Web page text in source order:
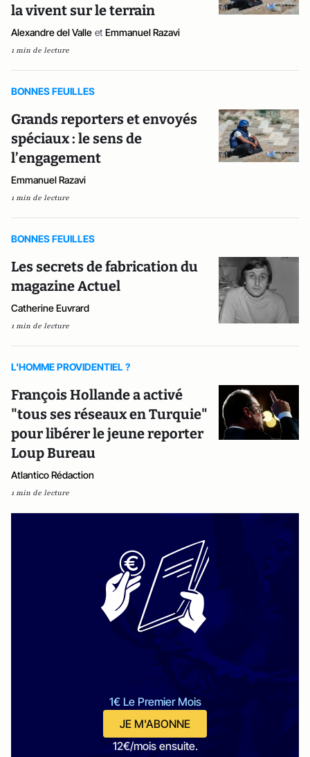
la vivent sur le terrain
Alexandre del Valle et Emmanuel Razavi
1 min de lecture
BONNES FEUILLES
Grands reporters et envoyés
spéciaux : le sens de
l’engagement
Emmanuel Razavi
1 min de lecture
BONNES FEUILLES
Les secrets de fabrication du
magazine Actuel
Catherine Euvrard
1 min de lecture
L'HOMME PROVIDENTIEL ?
François Hollande a activé
"tous ses réseaux en Turquie"
pour libérer le jeune reporter
Loup Bureau
Atlantico Rédaction
1 min de lecture
1€ Le Premier Mois
JE M'ABONNE
12€/mois ensuite.